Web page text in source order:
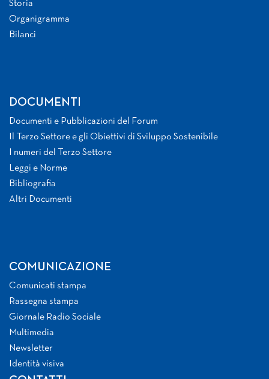
Storia
Organigramma
Bilanci
DOCUMENTI
Documenti e Pubblicazioni del Forum
Il Terzo Settore e gli Obiettivi di Sviluppo Sostenibile
I numeri del Terzo Settore
Leggi e Norme
Bibliografia
Altri Documenti
COMUNICAZIONE
Comunicati stampa
Rassegna stampa
Giornale Radio Sociale
Multimedia
Newsletter
Identità visiva